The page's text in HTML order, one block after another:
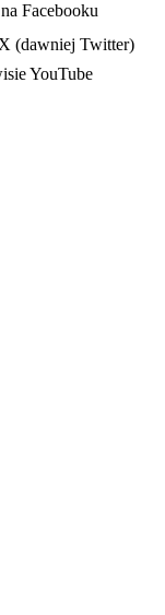
Facebooku
(dawniej Twitter)
YouTube